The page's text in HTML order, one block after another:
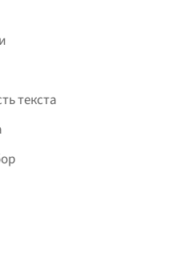
текста